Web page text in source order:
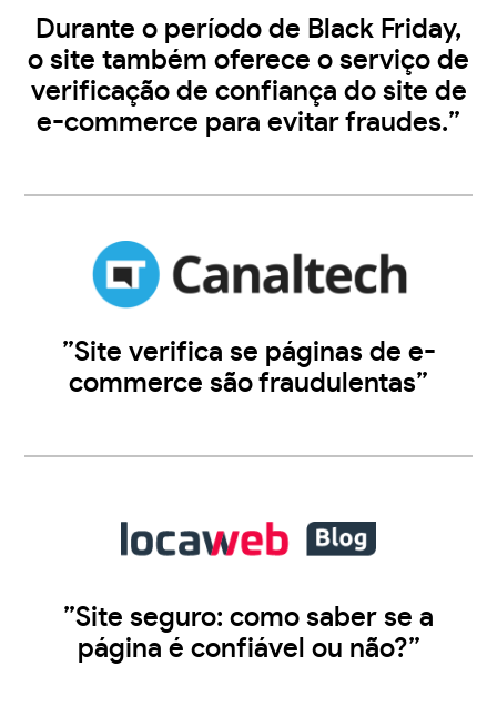
Durante o período de Black Friday,
o site também oferece o serviço de
verificação de confiança do site de
e-commerce para evitar fraudes.”
”Site verifica se páginas de e-
commerce são fraudulentas”
”Site seguro: como saber se a
página é confiável ou não?”